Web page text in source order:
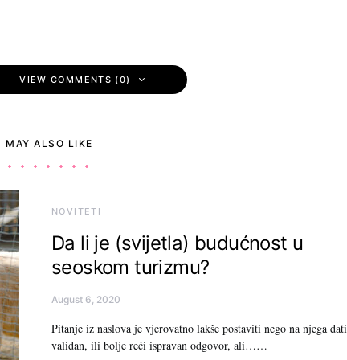
VIEW COMMENTS (0)
MAY ALSO LIKE
NOVITETI
Da li je (svijetla) budućnost u
seoskom turizmu?
August 6, 2020
Pitanje iz naslova je vjerovatno lakše postaviti nego na njega dati
validan, ili bolje reći ispravan odgovor, ali……